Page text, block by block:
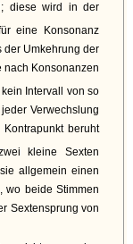
diese wird in der
eine Konsonanz
der Umkehrung der
nach Konsonanzen
Intervall von so
Verwechslung
beruht
kleine Sexten
allgemein einen
wo beide Stimmen
Sextensprung von